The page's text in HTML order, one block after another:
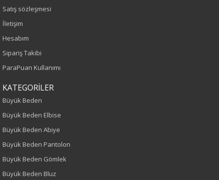
Yaş Grubu
Kalıp
Desen
Kumaş
Satış sözleşmesi
İletişim
Hesabım
Sipariş Takibi
ParaPuan Kullanımı
KATEGORİLER
Büyük Beden
Büyük Beden Elbise
Büyük Beden Abiye
Büyük Beden Pantolon
Büyük Beden Gömlek
Büyük Beden Bluz